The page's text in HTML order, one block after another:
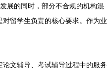
展的同时，部分不合规的机构混
留学生负责的核心要求。作为业
文辅导、考试辅导过程中的服务